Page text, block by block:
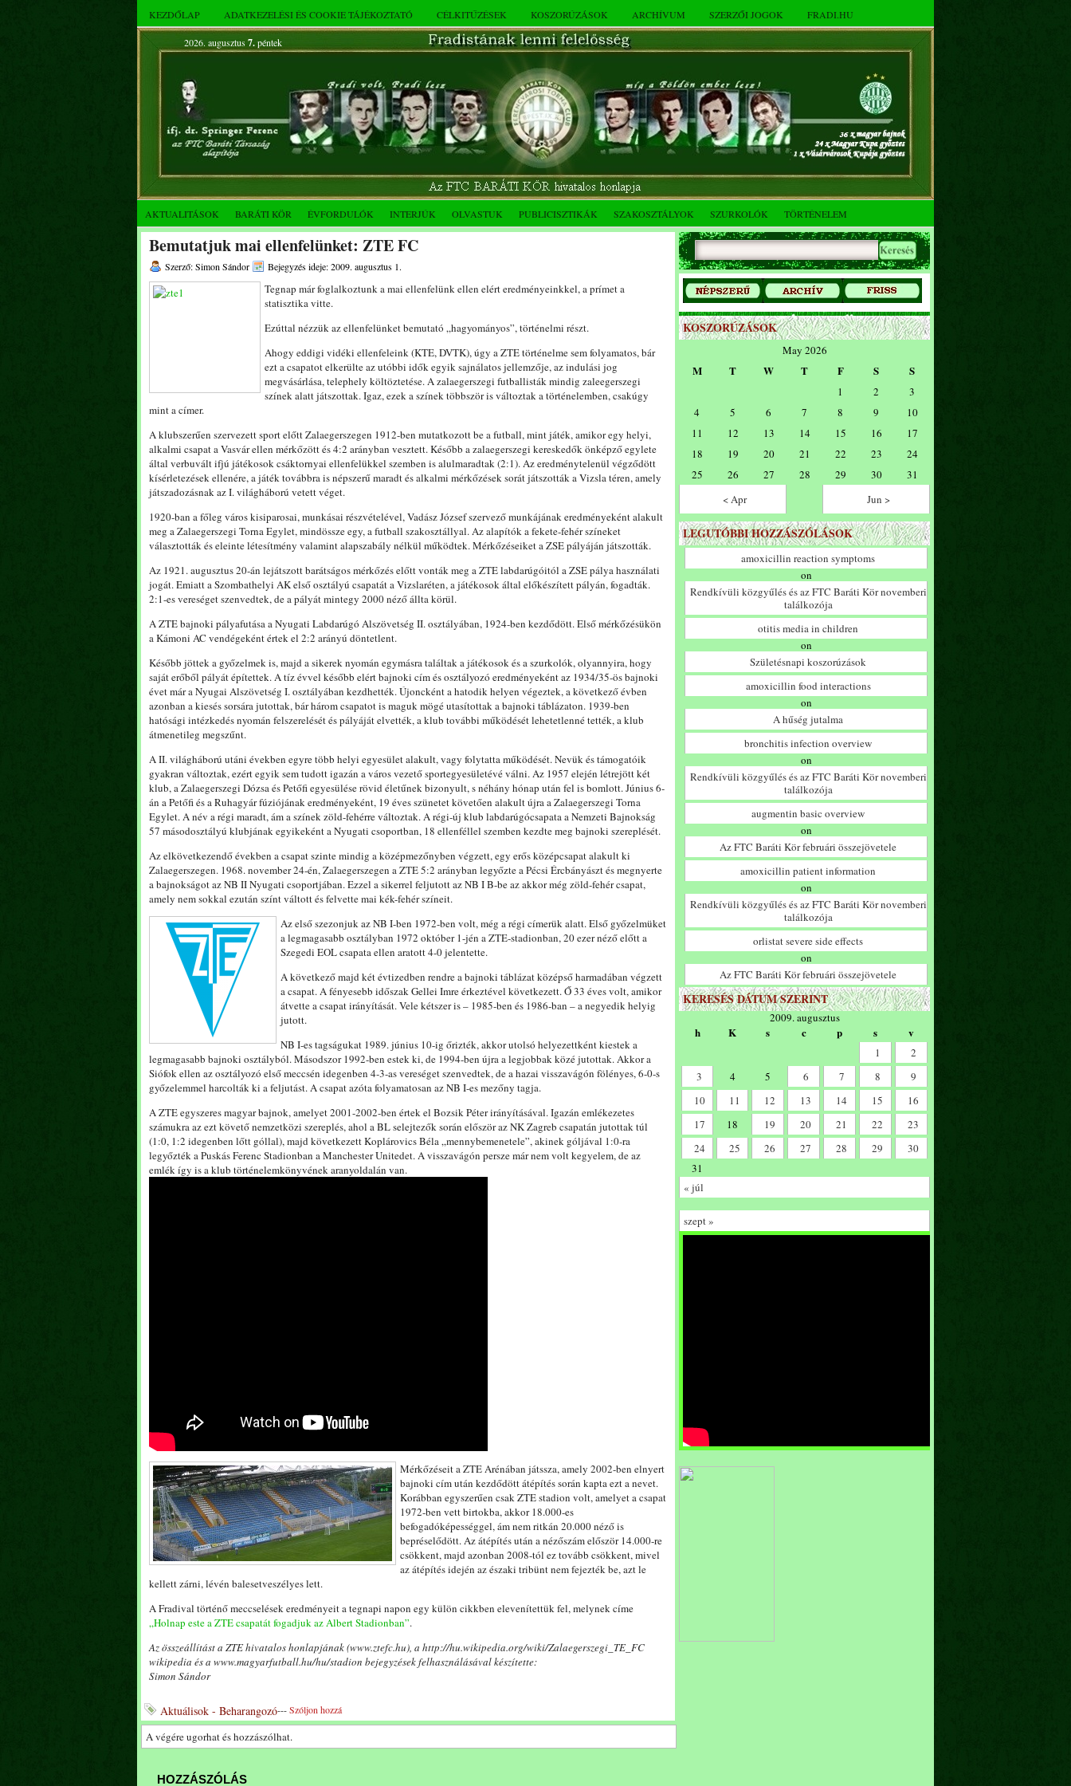
KEZDŐLAP ADATKEZELÉSI ÉS COOKIE TÁJÉKOZTATÓ CÉLKITŰZÉSEK KOSZORÚZÁSOK ARCHÍVUM SZERZŐI JOGOK FRADI.HU
2026. augusztus 7.péntek
AKTUALITÁSOK BARÁTI KÖR ÉVFORDULÓK INTERJÚK OLVASTUK PUBLICISZTIKÁK SZAKOSZTÁLYOK SZURKOLÓK TÖRTÉNELEM
Bemutatjuk mai ellenfelünket: ZTE FC
Szerző: Simon Sándor Bejegyzés ideje: 2009. augusztus 1.
Tegnap már foglalkoztunk a mai ellenfelünk ellen elért eredményeinkkel, a prímet a
statisztika vitte.
Ezúttal nézzük az ellenfelünket bemutató „hagyományos”, történelmi részt.
Ahogy eddigi vidéki ellenfeleink (KTE, DVTK), úgy a ZTE történelme sem folyamatos, bár
ezt a csapatot elkerülte az utóbbi idők egyik sajnálatos jellemzője, az indulási jog
megvásárlása, telephely költöztetése. A zalaegerszegi futballisták mindig zaleegerszegi
színek alatt játszottak. Igaz, ezek a színek többször is változtak a történelemben, csakúgy
mint a címer.
A klubszerűen szervezett sport előtt Zalaegerszegen 1912-ben mutatkozott be a futball, mint játék, amikor egy helyi,
alkalmi csapat a Vasvár ellen mérkőzött és 4:2 arányban vesztett. Később a zalaegerszegi kereskedők önképző egylete
által verbuvált ifjú játékosok csáktornyai ellenfelükkel szemben is alulmaradtak (2:1). Az eredménytelenül végződött
kísérletezések ellenére, a játék továbbra is népszerű maradt és alkalmi mérkőzések sorát játszották a Vizsla téren, amely
játszadozásnak az I. világháború vetett véget.
1920-ban a főleg város kisiparosai, munkásai részvételével, Vadász József szervező munkájának eredményeként alakult
meg a Zalaegerszegi Torna Egylet, mindössze egy, a futball szakosztállyal. Az alapítók a fekete-fehér színeket
választották és eleinte létesítmény valamint alapszabály nélkül működtek. Mérkőzéseiket a ZSE pályáján játszották.
Az 1921. augusztus 20-án lejátszott barátságos mérkőzés előtt vonták meg a ZTE labdarúgóitól a ZSE pálya használati
jogát. Emiatt a Szombathelyi AK első osztályú csapatát a Vizslaréten, a játékosok által előkészített pályán, fogadták.
2:1-es vereséget szenvedtek, de a pályát mintegy 2000 néző állta körül.
A ZTE bajnoki pályafutása a Nyugati Labdarúgó Alszövetség II. osztályában, 1924-ben kezdődött. Első mérkőzésükön
a Kámoni AC vendégeként értek el 2:2 arányú döntetlent.
Később jöttek a győzelmek is, majd a sikerek nyomán egymásra találtak a játékosok és a szurkolók, olyannyira, hogy
saját erőből pályát építettek. A tíz évvel később elért bajnoki cím és osztályozó eredményeként az 1934/35-ös bajnoki
évet már a Nyugai Alszövetség I. osztályában kezdhették. Újoncként a hatodik helyen végeztek, a következő évben
azonban a kiesés sorsára jutottak, bár három csapatot is maguk mögé utasítottak a bajnoki táblázaton. 1939-ben
hatósági intézkedés nyomán felszerelését és pályáját elvették, a klub további működését lehetetlenné tették, a klub
átmenetileg megszűnt.
A II. világháború utáni években egyre több helyi egyesület alakult, vagy folytatta működését. Nevük és támogatóik
gyakran változtak, ezért egyik sem tudott igazán a város vezető sportegyesületévé válni. Az 1957 elején létrejött két
klub, a Zalaegerszegi Dózsa és Petőfi egyesülése rövid életűnek bizonyult, s néhány hónap után fel is bomlott. Június 6-
án a Petőfi és a Ruhagyár fúziójának eredményeként, 19 éves szünetet követően alakult újra a Zalaegerszegi Torna
Egylet. A név a régi maradt, ám a színek zöld-fehérre változtak. A régi-új klub labdarúgócsapata a Nemzeti Bajnokság
57 másodosztályú klubjának egyikeként a Nyugati csoportban, 18 ellenféllel szemben kezdte meg bajnoki szereplését.
Az elkövetkezendő években a csapat szinte mindig a középmezőnyben végzett, egy erős középcsapat alakult ki
Zalaegerszegen. 1968. november 24-én, Zalaegerszegen a ZTE 5:2 arányban legyőzte a Pécsi Ércbányászt és megnyerte
a bajnokságot az NB II Nyugati csoportjában. Ezzel a sikerrel feljutott az NB I B-be az akkor még zöld-fehér csapat,
amely nem sokkal ezután színt váltott és felvette mai kék-fehér színeit.
Az első szezonjuk az NB I-ben 1972-ben volt, még a régi címerük alatt. Első győzelmüket
a legmagasabb osztályban 1972 október 1-jén a ZTE-stadionban, 20 ezer néző előtt a
Szegedi EOL csapata ellen aratott 4-0 jelentette.
A következő majd két évtizedben rendre a bajnoki táblázat középső harmadában végzett
a csapat. A fényesebb időszak Gellei Imre érkeztével következett. Ő 33 éves volt, amikor
átvette a csapat irányítását. Vele kétszer is – 1985-ben és 1986-ban – a negyedik helyig
jutott.
NB I-es tagságukat 1989. június 10-ig őrizték, akkor utolsó helyezettként kiestek a
legmagasabb bajnoki osztályból. Másodszor 1992-ben estek ki, de 1994-ben újra a legjobbak közé jutottak. Akkor a
Siófok ellen az osztályozó első meccsén idegenben 4-3-as vereséget szenvedtek, de a hazai visszavágón fölényes, 6-0-s
győzelemmel harcolták ki a feljutást. A csapat azóta folyamatosan az NB I-es mezőny tagja.
A ZTE egyszeres magyar bajnok, amelyet 2001-2002-ben értek el Bozsik Péter irányításával. Igazán emlékezetes
számukra az ezt követő nemzetközi szereplés, ahol a BL selejtezők során először az NK Zagreb csapatán jutottak túl
(1:0, 1:2 idegenben lőtt góllal), majd következett Koplárovics Béla „mennybemenetele”, akinek góljával 1:0-ra
legyőzték a Puskás Ferenc Stadionban a Manchester Unitedet. A visszavágón persze már nem volt kegyelem, de az
emlék így is a klub történelemkönyvének aranyoldalán van.
Mérkőzéseit a ZTE Arénában játssza, amely 2002-ben elnyert
bajnoki cím után kezdődött átépítés során kapta ezt a nevet.
Korábban egyszerűen csak ZTE stadion volt, amelyet a csapat
1972-ben vett birtokba, akkor 18.000-es
befogadóképességgel, ám nem ritkán 20.000 néző is
bepréselődött. Az átépítés után a nézőszám először 14.000-re
csökkent, majd azonban 2008-tól ez tovább csökkent, mivel
az átépítés idején az északi tribünt nem fejezték be, azt le
kellett zárni, lévén balesetveszélyes lett.
A Fradival történő meccselések eredményeit a tegnapi napon egy külön cikkben elevenítettük fel, melynek címe
„Holnap este a ZTE csapatát fogadjuk az Albert Stadionban”.
Az összeállítást a ZTE hivatalos honlapjának (www.ztefc.hu), a http://hu.wikipedia.org/wiki/Zalaegerszegi_TE_FC
wikipedia és a www.magyarfutball.hu/hu/stadion bejegyzések felhasználásával készítette:
Simon Sándor
Aktuálisok - Beharangozó---Szóljon hozzá
A végére ugorhat és hozzászólhat.
HOZZÁSZÓLÁS
KOSZORÚZÁSOK
May 2026
M T W T F S S
1 2
3
4
5 6 7 8 9
10
11
12 13 14 15 16
17
18
19 20 21 22 23
24
25
26 27 28 29 30
31
< Apr
Jun >
LEGUTÓBBI HOZZÁSZÓLÁSOK
amoxicillin reaction symptoms
on
Rendkívüli közgyűlés és az FTC Baráti Kör novemberi
találkozója
otitis media in children
on
Születésnapi koszorúzások
amoxicillin food interactions
on
A hűség jutalma
bronchitis infection overview
on
Rendkívüli közgyűlés és az FTC Baráti Kör novemberi
találkozója
augmentin basic overview
on
Az FTC Baráti Kör februári összejövetele
amoxicillin patient information
on
Rendkívüli közgyűlés és az FTC Baráti Kör novemberi
találkozója
orlistat severe side effects
on
Az FTC Baráti Kör februári összejövetele
KERESÉS DÁTUM SZERINT
2009. augusztus
h K s c p s v
1
2
3
4 5 6 7 8
9
10
11 12 13 14 15
16
17
18 19 20 21 22
23
24
25 26 27 28 29
30
31
« júl
szept »